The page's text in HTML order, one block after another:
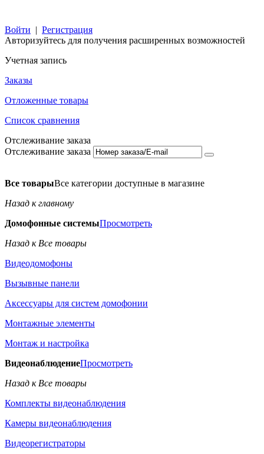
Войти | Регистрация
Авторизуйтесь для получения расширенных возможностей
Учетная запись
Заказы
Отложенные товары
Список сравнения
Отслеживание заказа
Отслеживание заказа
Все товарыВсе категории доступные в магазине
Назад к главному
Домофонные системыПросмотреть
Назад к Все товары
Видеодомофоны
Вызывные панели
Аксессуары для систем домофонии
Монтажные элементы
Монтаж и настройка
ВидеонаблюдениеПросмотреть
Назад к Все товары
Комплекты видеонаблюдения
Камеры видеонаблюдения
Видеорегистраторы